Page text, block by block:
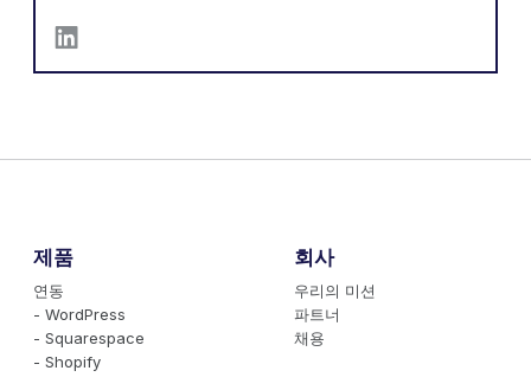
제품
연동
- WordPress
- Squarespace
- Shopify
회사
우리의 미션
파트너
채용